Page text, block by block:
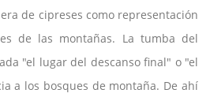
de cipreses como representación
de las montañas. La tumba del
"el lugar del descanso final" o "el
a los bosques de montaña. De ahí